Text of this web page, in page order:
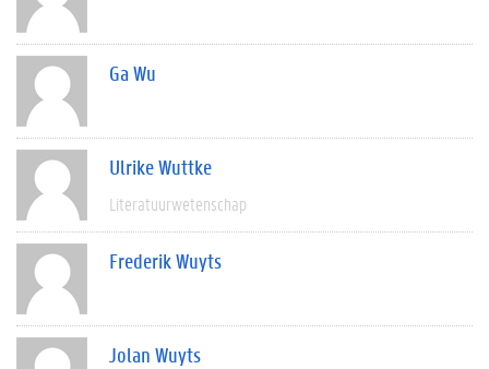
Ga Wu
Ulrike Wuttke
Literatuurwetenschap
Frederik Wuyts
Jolan Wuyts